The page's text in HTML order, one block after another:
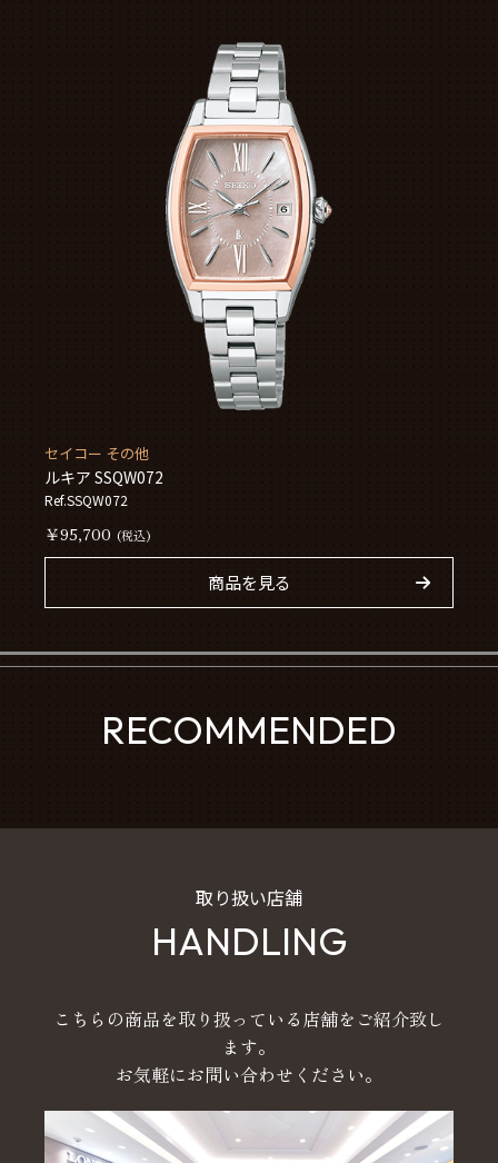
セイコー その他
ルキア SSQW072
Ref.SSQW072
￥95,700 (税込)
商品を見る
RECOMMENDED
取り扱い店舗
HANDLING
こちらの商品を取り扱っている店舗をご紹介致し
ます。
お気軽にお問い合わせください。